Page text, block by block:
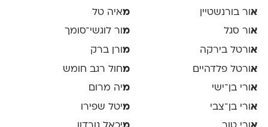
אור בורנשטיין
אור סגל
אורטל בירקה
אורטל פלדהיים
אורי בן־ישי
אורי בן־צבי
מאיה טל
מור לוגשי־סומך
מ ורן ברק
מחול רגב חומש
מיה מרום
מיטל שפירו